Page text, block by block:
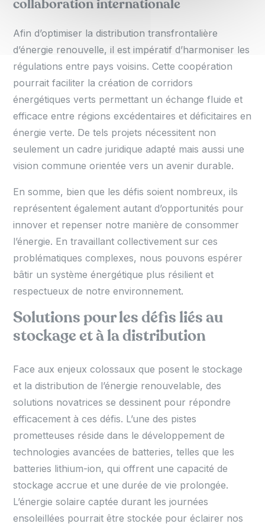
collaboration internationale
Afin d’optimiser la distribution transfrontalière
d’énergie renouvelle, il est impératif d’harmoniser les
régulations entre pays voisins. Cette coopération
pourrait faciliter la création de corridors
énergétiques verts permettant un échange fluide et
efficace entre régions excédentaires et déficitaires en
énergie verte. De tels projets nécessitent non
seulement un cadre juridique adapté mais aussi une
vision commune orientée vers un avenir durable.
En somme, bien que les défis soient nombreux, ils
représentent également autant d’opportunités pour
innover et repenser notre manière de consommer
l’énergie. En travaillant collectivement sur ces
problématiques complexes, nous pouvons espérer
bâtir un système énergétique plus résilient et
respectueux de notre environnement.
Solutions pour les défis liés au
stockage et à la distribution
Face aux enjeux colossaux que posent le stockage
et la distribution de l’énergie renouvelable, des
solutions novatrices se dessinent pour répondre
efficacement à ces défis. L’une des pistes
prometteuses réside dans le développement de
technologies avancées de batteries, telles que les
batteries lithium-ion, qui offrent une capacité de
stockage accrue et une durée de vie prolongée.
L’énergie solaire captée durant les journées
ensoleillées pourrait être stockée pour éclairer nos